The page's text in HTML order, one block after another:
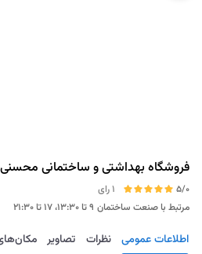
فروشگاه بهداشتی و ساختمانی محسنی
5/0
1 رای
مرتبط با صنعت ساختمان ۹ تا ۱۳:۳۰، ۱۷ تا ۲۱:۳۰
مسیریابی ذخیره اطلاعات عمومی نظرات تصاویر